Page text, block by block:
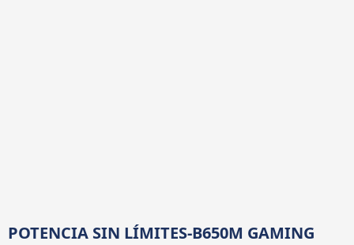
POTENCIA SIN LÍMITES-B650M GAMING